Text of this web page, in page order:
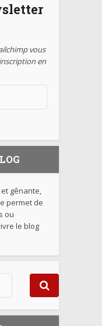
vous
en
gênante,
permet de
ou
le blog